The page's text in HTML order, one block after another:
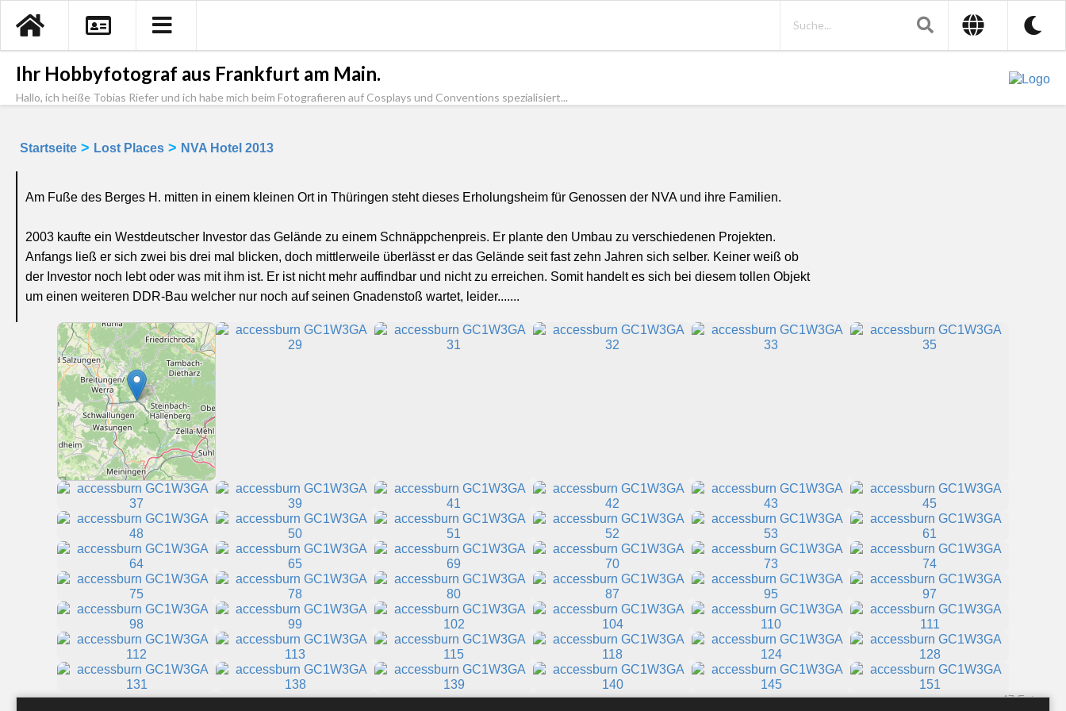
Ihr Hobbyfotograf aus Frankfurt am Main.
Hallo, ich heiße Tobias Riefer und ich habe mich beim Fotografieren auf Cosplays und Conventions spezialisiert...
Startseite > Lost Places > NVA Hotel 2013
Am Fuße des Berges H. mitten in einem kleinen Ort in Thüringen steht dieses Erholungsheim für Genossen der NVA und ihre Familien.
2003 kaufte ein Westdeutscher Investor das Gelände zu einem Schnäppchenpreis. Er plante den Umbau zu verschiedenen Projekten.
Anfangs ließ er sich zwei bis drei mal blicken, doch mittlerweile überlässt er das Gelände seit fast zehn Jahren sich selber. Keiner weiß ob
der Investor noch lebt oder was mit ihm ist. Er ist nicht mehr auffindbar und nicht zu erreichen. Somit handelt es sich bei diesem tollen Objekt
um einen weiteren DDR-Bau welcher nur noch auf seinen Gnadenstoß wartet, leider.......
47 Fotos